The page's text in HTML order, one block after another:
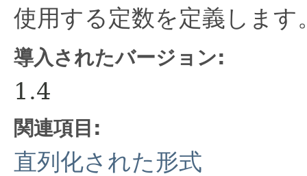
使用する定数を定義します
導入されたバージョン:
1.4
関連項目:
直列化された形式